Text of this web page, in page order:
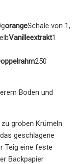
orangeSchale von 1,
Vanilleextrakt1
250
Boden und
groben Krümeln
geschlagene
Teig eine feste
Backpapier